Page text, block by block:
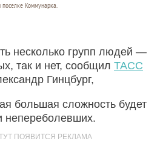
Коммунарка.
несколько групп людей —
так и нет, сообщил ТАСС
Гинцбург,
большая сложность будет
непереболевших.